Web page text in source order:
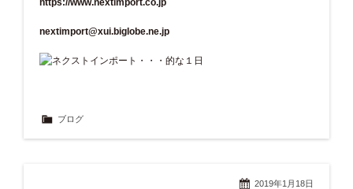
nextimport@xui.biglobe.ne.jp
ブログ
2019年1月18日